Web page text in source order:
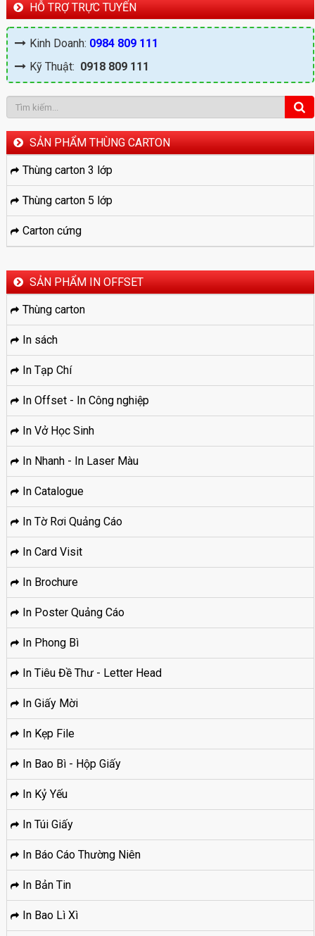
HỖ TRỢ TRỰC TUYẾN
Kinh Doanh: 0984 809 111
Kỹ Thuật: 0918 809 111
SẢN PHẨM THÙNG CARTON
Thùng carton 3 lớp
Thùng carton 5 lớp
Carton cứng
SẢN PHẨM IN OFFSET
Thùng carton
In sách
In Tạp Chí
In Offset - In Công nghiệp
In Vở Học Sinh
In Nhanh - In Laser Màu
In Catalogue
In Tờ Rơi Quảng Cáo
In Card Visit
In Brochure
In Poster Quảng Cáo
In Phong Bì
In Tiêu Đề Thư - Letter Head
In Giấy Mời
In Kẹp File
In Bao Bì - Hộp Giấy
In Kỷ Yếu
In Túi Giấy
In Báo Cáo Thường Niên
In Bản Tin
In Bao Lì Xì